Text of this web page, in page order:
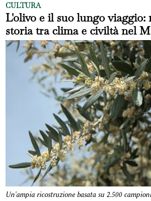
CULTURA
L'olivo e il suo lungo viaggio:
storia tra clima e civiltà nel
Un'ampia ricostruzione basata su 2.500